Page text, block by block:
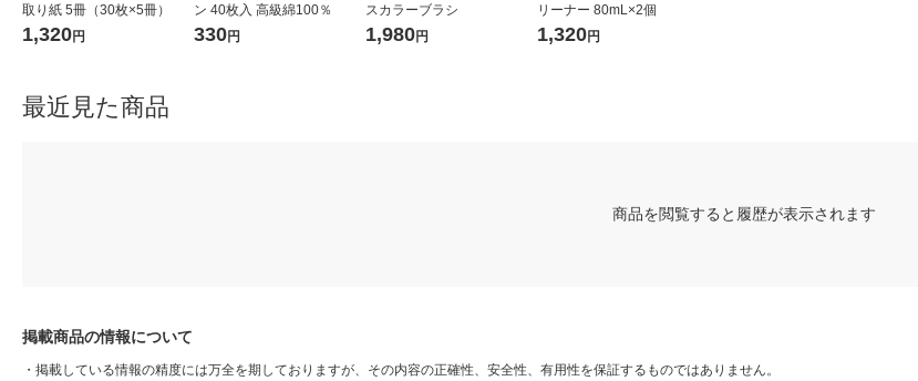
取り紙 5冊（30枚×5冊）
1,320円
ン 40枚入 高級綿100％
330円
スカラーブラシ
1,980円
リーナー 80mL×2個
1,320円
最近見た商品
商品を閲覧すると履歴が表示されます
掲載商品の情報について
・ 掲載している情報の精度には万全を期しておりますが、その内容の正確性、安全性、有用性を保証するものではありません。